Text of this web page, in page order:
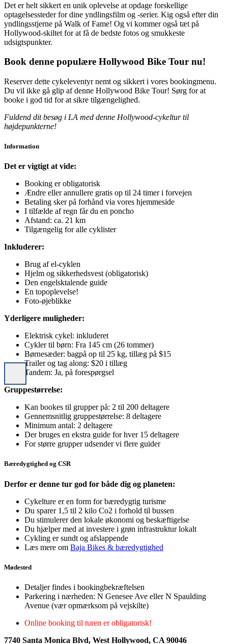
Det er helt sikkert en unik oplevelse at opdage forskellige
optagelsessteder for dine yndlingsfilm og -serier. Kig også efter din
yndlingsstjerne på Walk of Fame! Og vi kommer også tæt på
Hollywood-skiltet for at få de bedste fotos og smukkeste
udsigtspunkter.
Book denne populære Hollywood Bike Tour nu!
Reserver dette cykeleventyr nemt og sikkert i vores bookingmenu.
Du vil ikke gå glip af denne Hollywood Bike Tour! Sørg for at
booke i god tid for at sikre tilgængelighed.
Fuldend dit besøg i LA med denne Hollywood-cykeltur til
højdepunkterne!
Information
Det er vigtigt at vide:
Booking er obligatorisk
Ændre eller annullere gratis op til 24 timer i forvejen
Betaling sker på forhånd via vores hjemmeside
I tilfælde af regn får du en poncho
Afstand: ca. 21 km
Tilgængelig for alle cyklister
Inkluderer:
Brug af el-cyklen
Hjelm og sikkerhedsvest (obligatorisk)
Den engelsktalende guide
En topoplevelse!
Foto-øjeblikke
Yderligere muligheder:
Elektrisk cykel: inkluderet
Cykler til børn: Fra 145 cm (26 tommer)
Børnesæder: bagpå op til 25 kg, tillæg på $15
Trailer og tag along: $20 i tillæg
Tandem: Ja, på forespørgsel
Gruppestørrelse:
Kan bookes til grupper på: 2 til 200 deltagere
Gennemsnitlig gruppestørrelse: 8 deltagere
Minimum antal: 2 deltagere
Der bruges en ekstra guide for hver 15 deltagere
For større grupper udsender vi flere guider
Bæredygtighed og CSR
Derfor er denne tur god for både dig og planeten:
Cykelture er en form for bæredygtig turisme
Du sparer 1,5 til 2 kilo Co2 i forhold til bussen
Du stimulerer den lokale økonomi og beskæftigelse
Du hjælper med at investere i grøn infrastruktur lokalt
Cykling er sundt og afslappende
Læs mere om Baja Bikes & bæredygtighed
Mødested
Detaljer findes i bookingbekræftelsen
Parkering i nærheden: N Genesee Ave eller N Spaulding
Avenue (vær opmærksom på vejskilte)
Online booking til turen er obligatorisk!
7740 Santa Monica Blvd, West Hollywood, CA 90046